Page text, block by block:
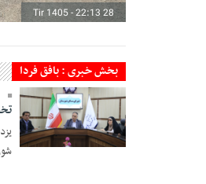
28 Tir 1405 - 22:13
بخش خبری : بافق فردا
10 Khordad 1405 -
تخصیص ۱۰۰ هکتار